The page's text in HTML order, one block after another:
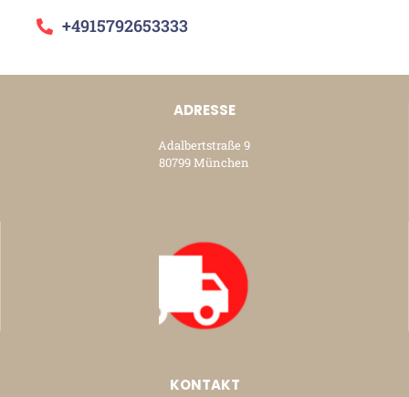
+4915792653333
ADRESSE
Adalbertstraße 9
80799 München
KONTAKT